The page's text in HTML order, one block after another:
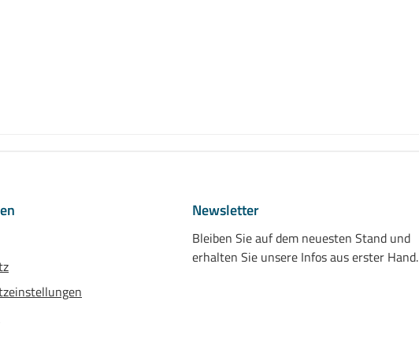
Newsletter
Bleiben Sie auf dem neuesten Stand und
erhalten Sie unsere Infos aus erster Hand.